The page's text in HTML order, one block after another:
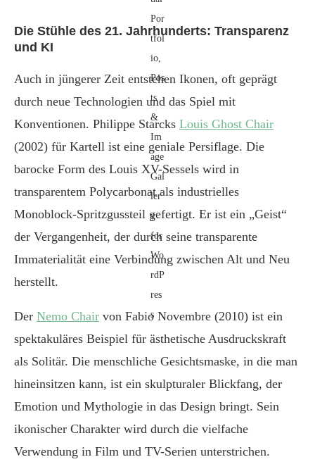
Die Stühle des 21. Jahrhunderts: Transparenz
und KI
Auch in jüngerer Zeit entstehen Ikonen, oft geprägt
durch neue Technologien und das Spiel mit
Konventionen. Philippe Starcks Louis Ghost Chair
(2002) für Kartell ist eine geniale Persiflage. Die
barocke Form des Louis XV-Sessels wird in
transparentem Polycarbonat als industrielles
Monoblock-Spritzgussteil gefertigt. Er ist ein „Geist“
der Vergangenheit, der durch seine transparente
Immaterialität eine Verbindung zwischen Alt und Neu
herstellt.
Der Nemo Chair von Fabio Novembre (2010) ist ein
spektakuläres Beispiel für ästhetische Ausdruckskraft
als Solitär. Die menschliche Gesichtsmaske, in die man
hineinsitzen kann, ist ein skulpturaler Blickfang, der
Emotion und Mythologie in das Design bringt. Sein
ikonischer Charakter wird durch die vielfache
Verwendung in Film und TV-Serien unterstrichen.